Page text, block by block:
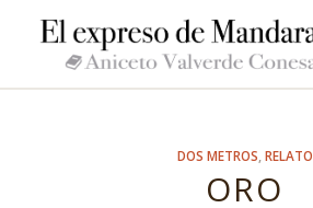
DOS METROS RELATO
ORO